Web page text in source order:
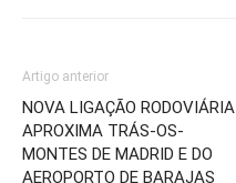
Artigo anterior
NOVA LIGAÇÃO RODOVIÁRIA
APROXIMA TRÁS-OS-
MONTES DE MADRID E DO
AEROPORTO DE BARAJAS